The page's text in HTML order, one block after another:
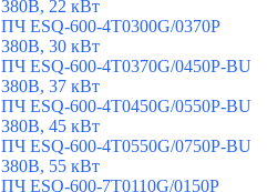
380В, 22 кВт
ПЧ ESQ-600-4T0300G/0370P
380В, 30 кВт
ПЧ ESQ-600-4T0370G/0450P-BU
380В, 37 кВт
ПЧ ESQ-600-4T0450G/0550P-BU
380В, 45 кВт
ПЧ ESQ-600-4T0550G/0750P-BU
380В, 55 кВт
ПЧ ESQ-600-7T0110G/0150P